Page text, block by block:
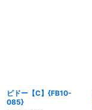
ビドー【C】{FB10-
085}